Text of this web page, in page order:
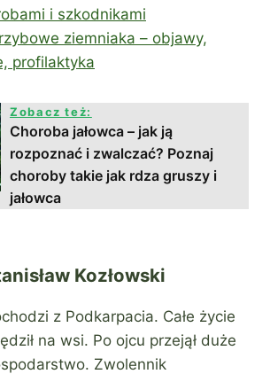
i szkodnikami
ziemniaka – objawy,
profilaktyka
Zobacz też:
Choroba jałowca – jak ją
rozpoznać i zwalczać? Poznaj
choroby takie jak rdza gruszy i
jałowca
Kozłowski
z Podkarpacia. Całe życie
na wsi. Po ojcu przejął duże
Zwolennik